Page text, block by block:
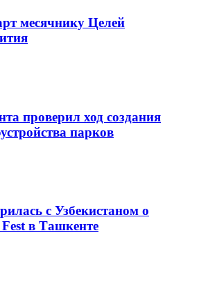
месячнику Целей
проверил ход создания
парков
с Узбекистаном о
в Ташкенте